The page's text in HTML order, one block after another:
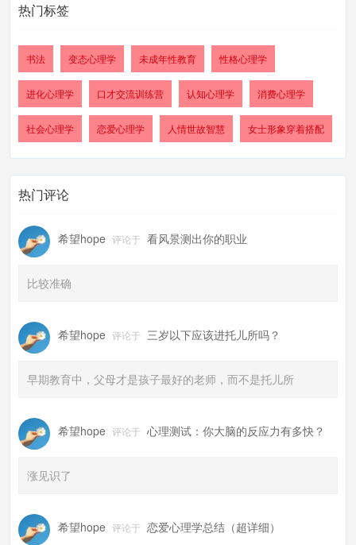
热门标签
书法 变态心理学 未成年性教育 性格心理学
进化心理学 口才交流训练营 认知心理学 消费心理学
社会心理学 恋爱心理学 人情世故智慧 女士形象穿着搭配
热门评论
希望hope 评论于 看风景测出你的职业
比较准确
希望hope 评论于 三岁以下应该进托儿所吗？
早期教育中，父母才是孩子最好的老师，而不是托儿所
希望hope 评论于 心理测试：你大脑的反应力有多快？
涨见识了
希望hope 评论于 恋爱心理学总结（超详细）